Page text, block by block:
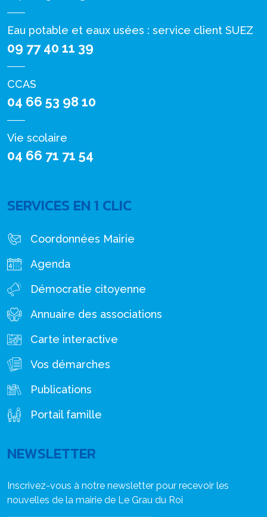
Eau potable et eaux usées : service client SUEZ
09 77 40 11 39
CCAS
04 66 53 98 10
Vie scolaire
04 66 71 71 54
SERVICES EN 1 CLIC
Coordonnées Mairie
Agenda
Démocratie citoyenne
Annuaire des associations
Carte interactive
Vos démarches
Publications
Portail famille
NEWSLETTER
Inscrivez-vous à notre newsletter pour recevoir les
nouvelles de la mairie de Le Grau du Roi